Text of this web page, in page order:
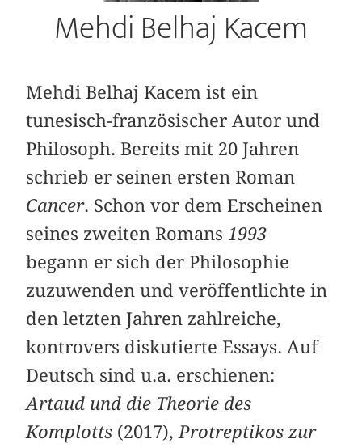
Mehdi Belhaj Kacem
Mehdi Belhaj Kacem ist ein
tunesisch-französischer Autor und
Philosoph. Bereits mit 20 Jahren
schrieb er seinen ersten Roman
Cancer. Schon vor dem Erscheinen
seines zweiten Romans 1993
begann er sich der Philosophie
zuzuwenden und veröffentlichte in
den letzten Jahren zahlreiche,
kontrovers diskutierte Essays. Auf
Deutsch sind u.a. erschienen:
Artaud und die Theorie des
Komplotts (2017), Protreptikos zur